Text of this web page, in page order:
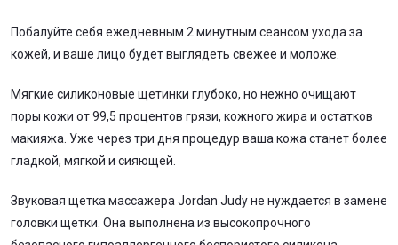
Побалуйте себя ежедневным 2 минутным сеансом ухода за
кожей, и ваше лицо будет выглядеть свежее и моложе.
Мягкие силиконовые щетинки глубоко, но нежно очищают
поры кожи от 99,5 процентов грязи, кожного жира и остатков
макияжа. Уже через три дня процедур ваша кожа станет более
гладкой, мягкой и сияющей.
Звуковая щетка массажера Jordan Judy не нуждается в замене
головки щетки. Она выполнена из высокопрочного